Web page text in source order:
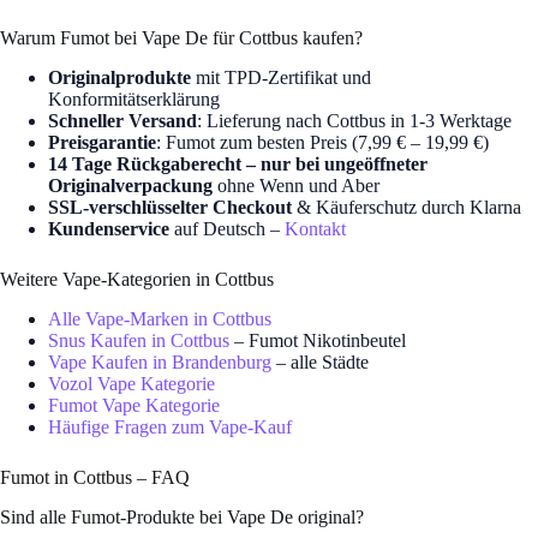
Warum Fumot bei Vape De für Cottbus kaufen?
Originalprodukte mit TPD-Zertifikat und
Konformitätserklärung
Schneller Versand: Lieferung nach Cottbus in 1-3 Werktage
Preisgarantie: Fumot zum besten Preis (7,99 € – 19,99 €)
14 Tage Rückgaberecht – nur bei ungeöffneter
Originalverpackung ohne Wenn und Aber
SSL-verschlüsselter Checkout & Käuferschutz durch Klarna
Kundenservice auf Deutsch – Kontakt
Weitere Vape-Kategorien in Cottbus
Alle Vape-Marken in Cottbus
Snus Kaufen in Cottbus – Fumot Nikotinbeutel
Vape Kaufen in Brandenburg – alle Städte
Vozol Vape Kategorie
Fumot Vape Kategorie
Häufige Fragen zum Vape-Kauf
Fumot in Cottbus – FAQ
Sind alle Fumot-Produkte bei Vape De original?